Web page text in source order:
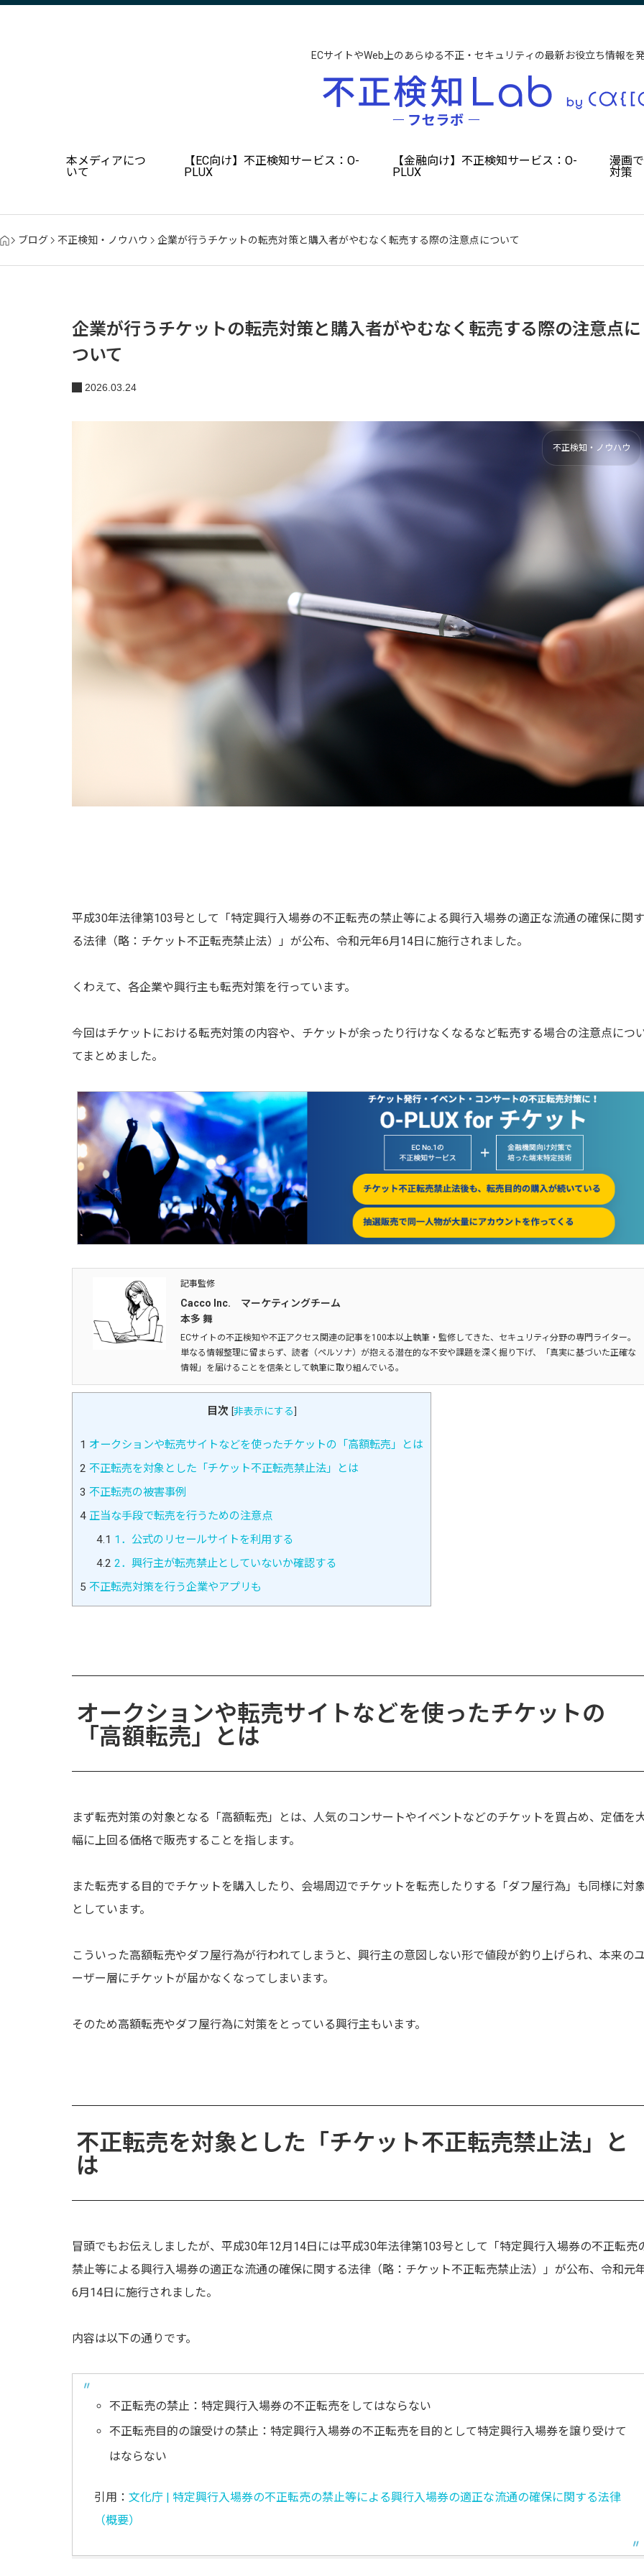
ECサイトやWeb上のあらゆる不正・セキュリティの最新お役立ち情報を
本メディアにつ
いて
【EC向け】不正検知サービス：O-
PLUX
【金融向け】不正検知サービス：O-
PLUX
漫画
対策
ブログ 不正検知・ノウハウ 企業が行うチケットの転売対策と購入者がやむなく転売する際の注意点について
企業が行うチケットの転売対策と購入者がやむなく転売する際の注意点に
ついて
2026.03.24
不正検知・ノウハウ
平成30年法律第103号として「特定興行入場券の不正転売の禁止等による興行入場券の適正な流通の確保に関す
る法律（略：チケット不正転売禁止法）」が公布、令和元年6月14日に施行されました。
くわえて、各企業や興行主も転売対策を行っています。
今回はチケットにおける転売対策の内容や、チケットが余ったり行けなくなるなど転売する場合の注意点につ
てまとめました。
記事監修
Cacco Inc. マーケティングチーム
本多 舞
ECサイトの不正検知や不正アクセス関連の記事を100本以上執筆・監修してきた、セキュリティ分野の専門ライター。
単なる情報整理に留まらず、読者（ペルソナ）が抱える潜在的な不安や課題を深く掘り下げ、「真実に基づいた正確な
情報」を届けることを信条として執筆に取り組んでいる。
目次 [非表示にする]
1 オークションや転売サイトなどを使ったチケットの「高額転売」とは
2 不正転売を対象とした「チケット不正転売禁止法」とは
3 不正転売の被害事例
4 正当な手段で転売を行うための注意点
4.1 1．公式のリセールサイトを利用する
4.2 2．興行主が転売禁止としていないか確認する
5 不正転売対策を行う企業やアプリも
オークションや転売サイトなどを使ったチケットの
「高額転売」とは
まず転売対策の対象となる「高額転売」とは、人気のコンサートやイベントなどのチケットを買占め、定価を
幅に上回る価格で販売することを指します。
また転売する目的でチケットを購入したり、会場周辺でチケットを転売したりする「ダフ屋行為」も同様に対
としています。
こういった高額転売やダフ屋行為が行われてしまうと、興行主の意図しない形で値段が釣り上げられ、本来の
ーザー層にチケットが届かなくなってしまいます。
そのため高額転売やダフ屋行為に対策をとっている興行主もいます。
不正転売を対象とした「チケット不正転売禁止法」と
は
冒頭でもお伝えしましたが、平成30年12月14日には平成30年法律第103号として「特定興行入場券の不正転売
禁止等による興行入場券の適正な流通の確保に関する法律（略：チケット不正転売禁止法）」が公布、令和元
6月14日に施行されました。
内容は以下の通りです。
不正転売の禁止：特定興行入場券の不正転売をしてはならない
不正転売目的の譲受けの禁止：特定興行入場券の不正転売を目的として特定興行入場券を譲り受けて
はならない
引用： 文化庁 | 特定興行入場券の不正転売の禁止等による興行入場券の適正な流通の確保に関する法律
（概要）